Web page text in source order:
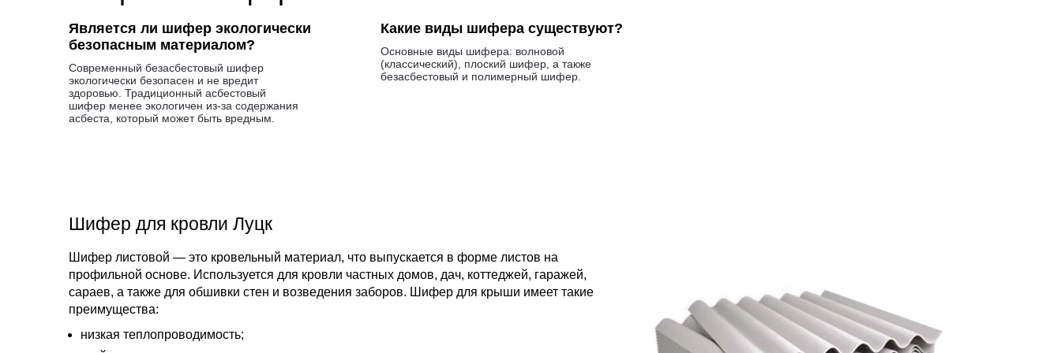
Является ли шифер экологически
безопасным материалом?
Современный безасбестовый шифер
экологически безопасен и не вредит
здоровью. Традиционный асбестовый
шифер менее экологичен из-за содержания
асбеста, который может быть вредным.
Какие виды шифера существуют?
Основные виды шифера: волновой
(классический), плоский шифер, а также
безасбестовый и полимерный шифер.
Шифер для кровли Луцк
Шифер листовой — это кровельный материал, что выпускается в форме листов на
профильной основе. Используется для кровли частных домов, дач, коттеджей, гаражей,
сараев, а также для обшивки стен и возведения заборов. Шифер для крыши имеет такие
преимущества:
низкая теплопроводимость;